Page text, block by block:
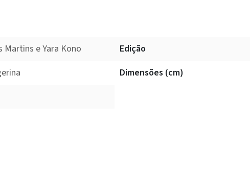
Martins e Yara Kono
Edição
Dimensões (cm)